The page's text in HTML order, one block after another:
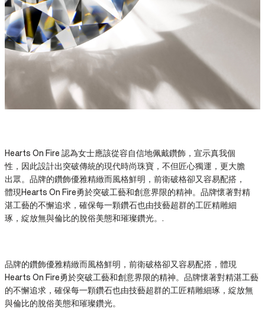
Hearts On Fire 認為女士應該從容自信地佩戴鑽飾，宣示真我個
性，因此設計出突破傳統的現代時尚珠寶，不但匠心獨運，更大膽
出眾。品牌的鑽飾優雅精緻而風格鮮明，前衛破格卻又容易配搭，
體現Hearts On Fire勇於突破工藝和創意界限的精神。品牌懷著對精
湛工藝的不懈追求，確保每一顆鑽石也由技藝超群的工匠精雕細
琢，綻放無與倫比的脫俗美態和璀璨鑽光。.
品牌的鑽飾優雅精緻而風格鮮明，前衛破格卻又容易配搭，體現
Hearts On Fire勇於突破工藝和創意界限的精神。品牌懷著對精湛工藝
的不懈追求，確保每一顆鑽石也由技藝超群的工匠精雕細琢，綻放無
與倫比的脫俗美態和璀璨鑽光。